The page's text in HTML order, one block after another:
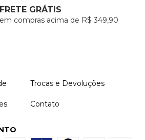
FRETE GRÁTIS
compras acima de R$ 349,90
Trocas e Devoluções
Contato